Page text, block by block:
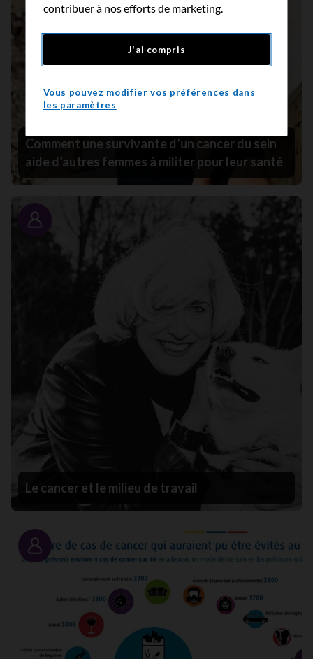
Comment une survivante d’un cancer du sein
aide d’autres femmes à militer pour leur santé
Portrait
Le cancer et le milieu de travail
Portrait
contribuer à nos efforts de marketing.
J'ai compris
Vous pouvez modifier vos préférences dans
les paramètres